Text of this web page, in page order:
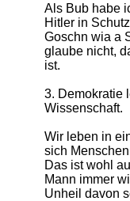
Als Bub habe
Hitler in
Goschn wia a
glaube nicht,
ist.
3. Demokratie
Wissenschaft.
Wir leben in
sich
Das ist wohl
Mann immer
Unheil davon